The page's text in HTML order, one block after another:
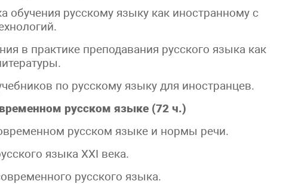
обучения русскому языку как иностранному с
в практике преподавания русского языка как
по русскому языку для иностранцев.
русском языке (72 ч.)
русском языке и нормы речи.
языка XXI века.
русского языка.